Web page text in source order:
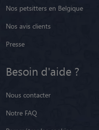
Nos petsitters en Belgique
Nos avis clients
Presse
Besoin d'aide ?
Nous contacter
Notre FAQ